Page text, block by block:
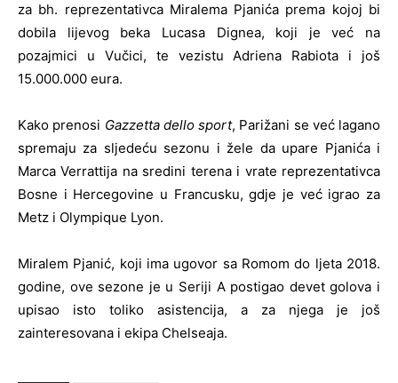
za bh. reprezentativca Miralema Pjanića prema kojoj bi
dobila lijevog beka Lucasa Dignea, koji je već na
pozajmici u Vučici, te vezistu Adriena Rabiota i još
15.000.000 eura.
Kako prenosi Gazzetta dello sport, Parižani se već lagano
spremaju za sljedeću sezonu i žele da upare Pjanića i
Marca Verrattija na sredini terena i vrate reprezentativca
Bosne i Hercegovine u Francusku, gdje je već igrao za
Metz i Olympique Lyon.
Miralem Pjanić, koji ima ugovor sa Romom do ljeta 2018.
godine, ove sezone je u Seriji A postigao devet golova i
upisao isto toliko asistencija, a za njega je još
zainteresovana i ekipa Chelseaja.